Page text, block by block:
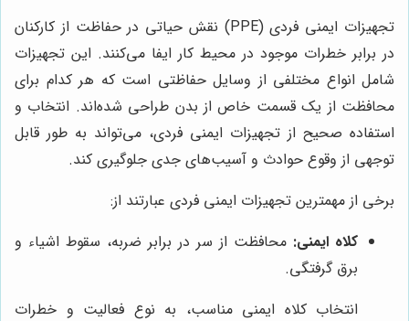
تجهیزات ایمنی فردی (PPE) نقش حیاتی در حفاظت از کارکنان
در برابر خطرات موجود در محیط کار ایفا می‌کنند. این تجهیزات
شامل انواع مختلفی از وسایل حفاظتی است که هر کدام برای
محافظت از یک قسمت خاص از بدن طراحی شده‌اند. انتخاب و
استفاده صحیح از تجهیزات ایمنی فردی، می‌تواند به طور قابل
توجهی از وقوع حوادث و آسیب‌های جدی جلوگیری کند.
برخی از مهمترین تجهیزات ایمنی فردی عبارتند از:
کلاه ایمنی: محافظت از سر در برابر ضربه، سقوط اشیاء و
برق گرفتگی.
انتخاب کلاه ایمنی مناسب، به نوع فعالیت و خطرات